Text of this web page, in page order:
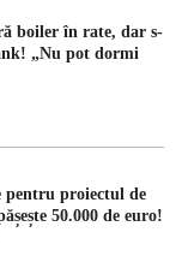
boiler în rate, dar s-
„Nu pot dormi
pentru proiectul de
50.000 de euro!